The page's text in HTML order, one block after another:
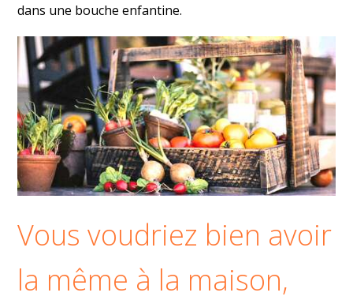
dans une bouche enfantine.
Vous voudriez bien avoir
la même à la maison,